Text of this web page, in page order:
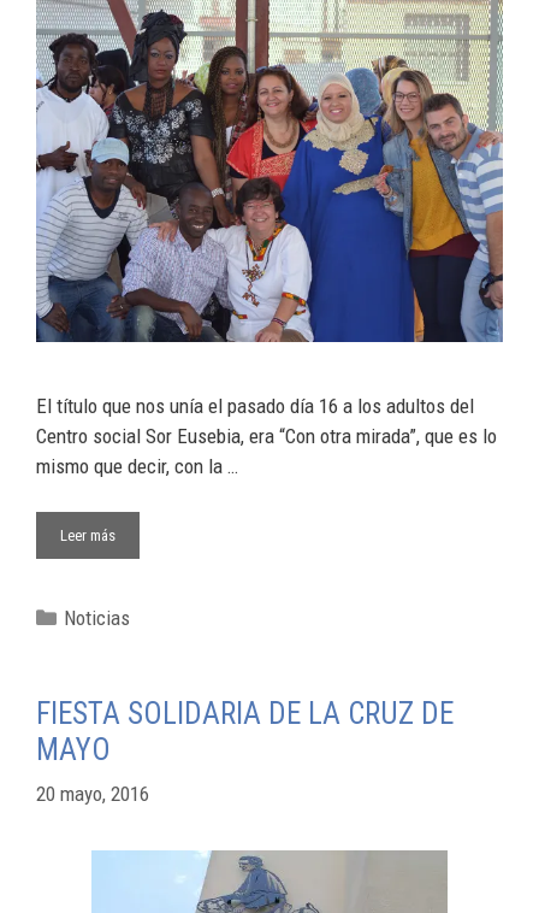
El título que nos unía el pasado día 16 a los adultos del
Centro social Sor Eusebia, era “Con otra mirada”, que es lo
mismo que decir, con la …
Leer más
Noticias
FIESTA SOLIDARIA DE LA CRUZ DE
MAYO
20 mayo, 2016